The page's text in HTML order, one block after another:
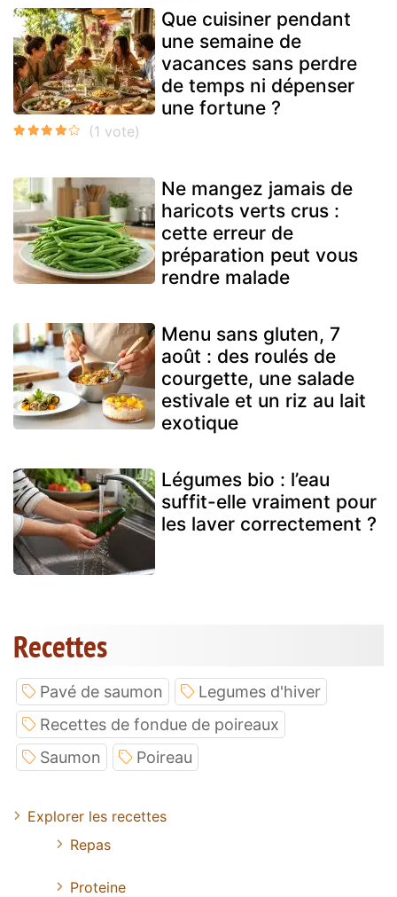
Que cuisiner pendant
une semaine de
vacances sans perdre
de temps ni dépenser
une fortune ?
Ne mangez jamais de
haricots verts crus :
cette erreur de
préparation peut vous
rendre malade
Menu sans gluten, 7
août : des roulés de
courgette, une salade
estivale et un riz au lait
exotique
Légumes bio : l’eau
suffit-elle vraiment pour
les laver correctement ?
Recettes
Pavé de saumon
Legumes d'hiver
Recettes de fondue de poireaux
Saumon
Poireau
Explorer les recettes
Repas
Proteine